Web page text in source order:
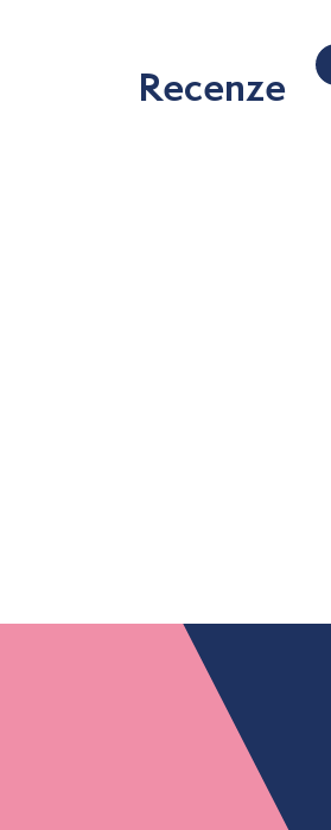
Recenze